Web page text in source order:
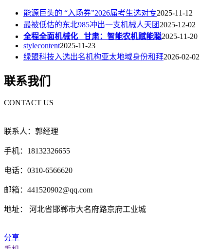
能源巨头的 “入场券”2026届考生选对专2025-11-12
最被低估的东北985冲出一支机械人天团2025-12-02
全程全面机械化 甘肃：智能农机赋能聪2025-11-20
stylecontent2025-11-23
绿盟科技入选出名机构亚太地域身份和拜2026-02-02
联系我们
CONTACT US
联系人：郭经理
手机：18132326655
电话：0310-6566620
邮箱：441520902@qq.com
地址： 河北省邯郸市大名府路京府工业城
分享